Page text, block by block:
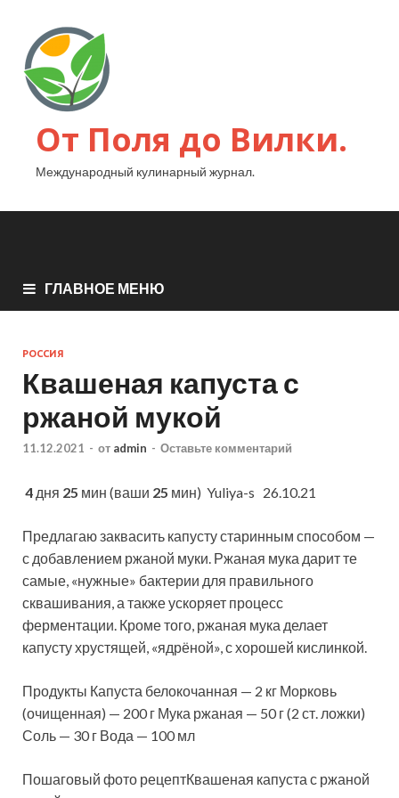
От Поля до Вилки.
Международный кулинарный журнал.
ГЛАВНОЕ МЕНЮ
РОССИЯ
Квашеная капуста с
ржаной мукой
11.12.2021 - от admin - Оставьте комментарий
4 дня 25 мин (ваши 25 мин) Yuliya-s 26.10.21
Предлагаю заквасить капусту старинным способом —
с добавлением ржаной муки. Ржаная мука дарит те
самые, «нужные» бактерии для правильного
сквашивания, а также ускоряет процесс
ферментации. Кроме того, ржаная мука делает
капусту хрустящей, «ядрёной», с хорошей кислинкой.
Продукты Капуста белокочанная — 2 кг Морковь
(очищенная) — 200 г Мука ржаная — 50 г (2 ст. ложки)
Соль — 30 г Вода — 100 мл
Пошаговый фото рецептКвашеная капуста с ржаной